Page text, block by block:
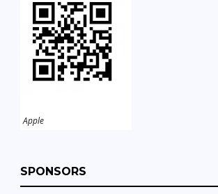
Apple
SPONSORS